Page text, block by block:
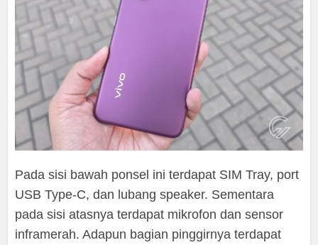
Pada sisi bawah ponsel ini terdapat SIM Tray, port
USB Type-C, dan lubang speaker. Sementara
pada sisi atasnya terdapat mikrofon dan sensor
inframerah. Adapun bagian pinggirnya terdapat